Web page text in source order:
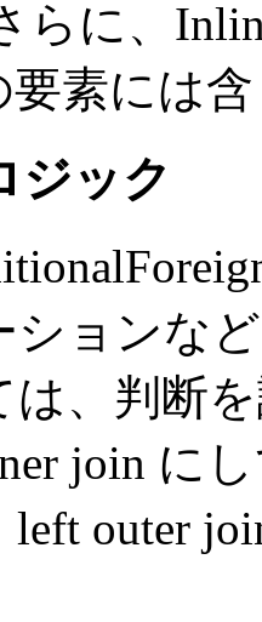
らに、
要素には
ジック
ションな
は、判断
join に
outer